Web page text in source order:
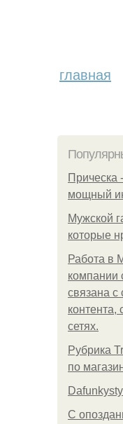
главная
Прическа
мощный
Мужской
которые
Работа в
компании
связана с
контента,
сетях.
Рубрика
по
С